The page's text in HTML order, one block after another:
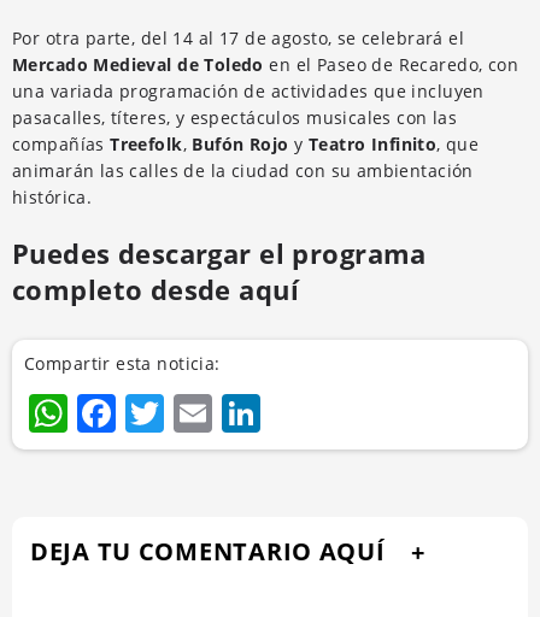
Por otra parte, del 14 al 17 de agosto, se celebrará el
Mercado Medieval de Toledo en el Paseo de Recaredo, con
una variada programación de actividades que incluyen
pasacalles, títeres, y espectáculos musicales con las
compañíasTreefolk, Bufón Rojo y Teatro Infinito, que
animarán las calles de la ciudad con su ambientación
histórica.
Puedes descargar el programa
completo desde aquí
Compartir esta noticia:
WhatsApp
Facebook
Twitter
Email
DEJA TU COMENTARIO AQUÍ